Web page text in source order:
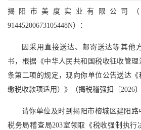
揭阳市美度实业有限公司
91445200673105448N）：
因采用直接送达、邮寄送达等其他
书，根据《中华人民共和国税收征收管
条第二项的规定，现向你单位公告送达
缴税收款项适用）》（揭税稽强扣〔2026〕
请你单位及时到揭阳市榕城区建阳
税务局稽查局203室领取《税收强制执行